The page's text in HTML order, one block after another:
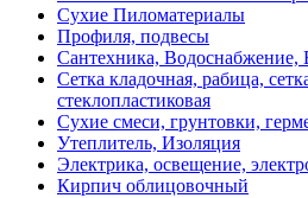
Сухие Пиломатериалы
Профиля, подвесы
Сантехника, Водоснабжение,
Сетка кладочная, рабица,
стеклопластиковая
Сухие смеси, грунтовки,
Утеплитель, Изоляция
Электрика, освещение,
Кирпич облицовочный